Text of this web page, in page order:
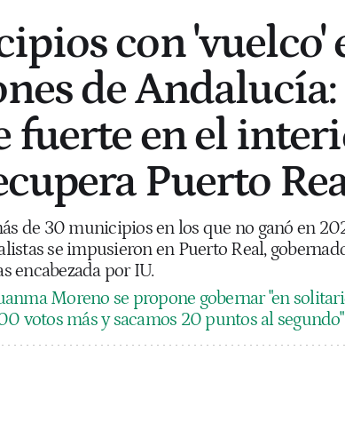
con 'vuelco'
de Andalucía:
fuerte en el
Puerto
de 30 municipios en los que no ganó en
se impusieron en Puerto Real,
encabezada por IU.
Moreno se propone gobernar "en
votos más y sacamos 20 puntos al segundo"